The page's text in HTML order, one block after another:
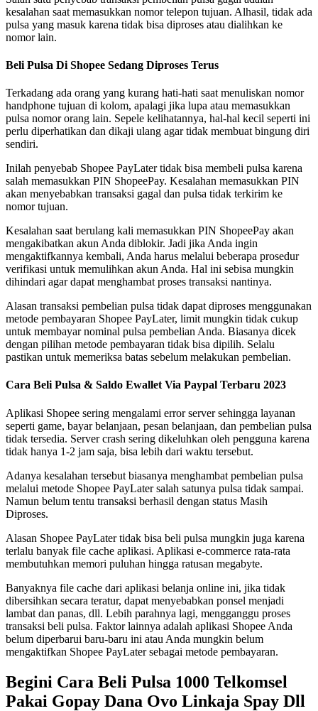
kesalahan saat memasukkan nomor telepon tujuan. Alhasil, tidak ada
pulsa yang masuk karena tidak bisa diproses atau dialihkan ke
nomor lain.
Beli Pulsa Di Shopee Sedang Diproses Terus
Terkadang ada orang yang kurang hati-hati saat menuliskan nomor
handphone tujuan di kolom, apalagi jika lupa atau memasukkan
pulsa nomor orang lain. Sepele kelihatannya, hal-hal kecil seperti ini
perlu diperhatikan dan dikaji ulang agar tidak membuat bingung diri
sendiri.
Inilah penyebab Shopee PayLater tidak bisa membeli pulsa karena
salah memasukkan PIN ShopeePay. Kesalahan memasukkan PIN
akan menyebabkan transaksi gagal dan pulsa tidak terkirim ke
nomor tujuan.
Kesalahan saat berulang kali memasukkan PIN ShopeePay akan
mengakibatkan akun Anda diblokir. Jadi jika Anda ingin
mengaktifkannya kembali, Anda harus melalui beberapa prosedur
verifikasi untuk memulihkan akun Anda. Hal ini sebisa mungkin
dihindari agar dapat menghambat proses transaksi nantinya.
Alasan transaksi pembelian pulsa tidak dapat diproses menggunakan
metode pembayaran Shopee PayLater, limit mungkin tidak cukup
untuk membayar nominal pulsa pembelian Anda. Biasanya dicek
dengan pilihan metode pembayaran tidak bisa dipilih. Selalu
pastikan untuk memeriksa batas sebelum melakukan pembelian.
Cara Beli Pulsa & Saldo Ewallet Via Paypal Terbaru 2023
Aplikasi Shopee sering mengalami error server sehingga layanan
seperti game, bayar belanjaan, pesan belanjaan, dan pembelian pulsa
tidak tersedia. Server crash sering dikeluhkan oleh pengguna karena
tidak hanya 1-2 jam saja, bisa lebih dari waktu tersebut.
Adanya kesalahan tersebut biasanya menghambat pembelian pulsa
melalui metode Shopee PayLater salah satunya pulsa tidak sampai.
Namun belum tentu transaksi berhasil dengan status Masih
Diproses.
Alasan Shopee PayLater tidak bisa beli pulsa mungkin juga karena
terlalu banyak file cache aplikasi. Aplikasi e-commerce rata-rata
membutuhkan memori puluhan hingga ratusan megabyte.
Banyaknya file cache dari aplikasi belanja online ini, jika tidak
dibersihkan secara teratur, dapat menyebabkan ponsel menjadi
lambat dan panas, dll. Lebih parahnya lagi, mengganggu proses
transaksi beli pulsa. Faktor lainnya adalah aplikasi Shopee Anda
belum diperbarui baru-baru ini atau Anda mungkin belum
mengaktifkan Shopee PayLater sebagai metode pembayaran.
Begini Cara Beli Pulsa 1000 Telkomsel
Pakai Gopay Dana Ovo Linkaja Spay Dll